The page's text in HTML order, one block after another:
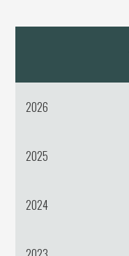
2026
2025
2024